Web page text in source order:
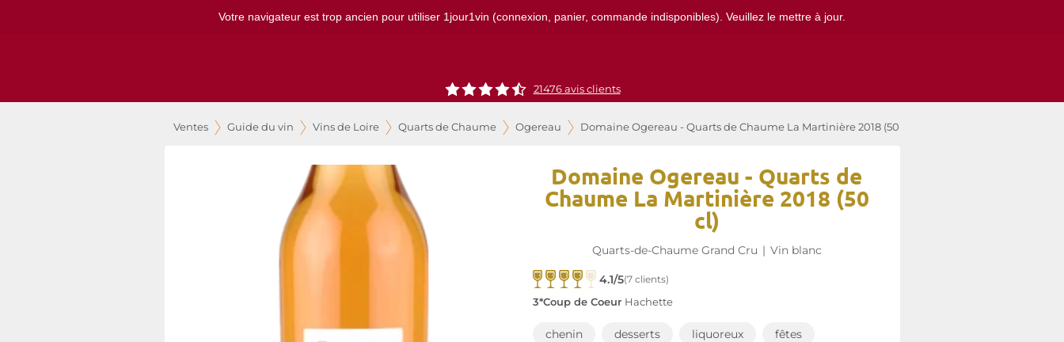
Votre navigateur est trop ancien pour utiliser 1jour1vin (connexion, panier, commande indisponibles). Veuillez le mettre à jour.
21476avis clients
Ventes Guide du vin Vins de Loire Quarts de Chaume Ogereau Domaine Ogereau - Quarts de Chaume La Martinière 2018 (50 cl)
Domaine Ogereau - Quarts de
Chaume La Martinière 2018 (50
cl)
Quarts-de-Chaume Grand Cru | Vin blanc
4.1/5(7 clients)
3*Coup de Coeur Hachette
chenin desserts liquoreux fêtes